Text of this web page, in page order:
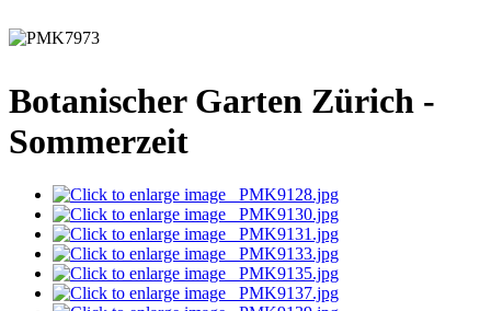
Botanischer Garten Zürich -
Sommerzeit